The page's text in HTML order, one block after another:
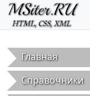
Перейти к
Главная
Справочники